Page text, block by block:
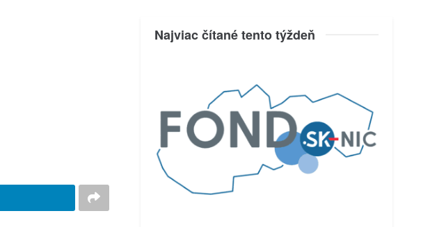
Najviac čítané tento týždeň